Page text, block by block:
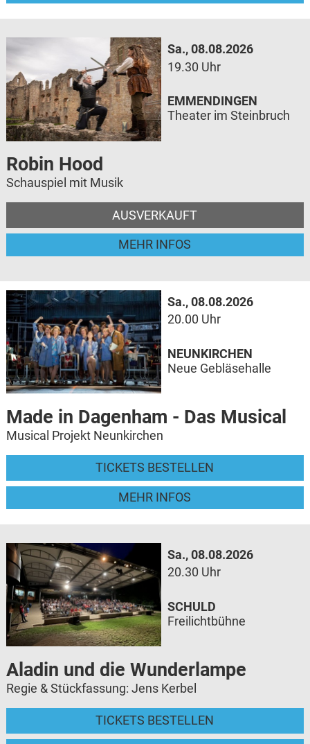
Sa., 08.08.2026
19.30 Uhr
Robin Hood
Schauspiel mit Musik
AUSVERKAUFT
MEHR INFOS
EMMENDINGEN
Theater im Steinbruch
Sa., 08.08.2026
20.00 Uhr
Made in Dagenham - Das Musical
Musical Projekt Neunkirchen
TICKETS BESTELLEN
MEHR INFOS
NEUNKIRCHEN
Neue Gebläsehalle
Sa., 08.08.2026
20.30 Uhr
Aladin und die Wunderlampe
Regie & Stückfassung: Jens Kerbel
TICKETS BESTELLEN
SCHULD
Freilichtbühne